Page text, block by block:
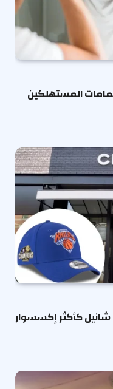
المستهلكين
كأكثر إكسسوار